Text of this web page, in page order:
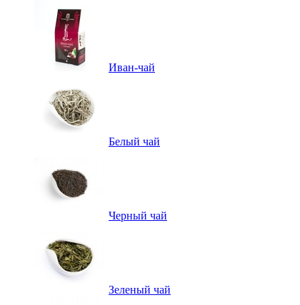
Иван-чай
Белый чай
Черный чай
Зеленый чай